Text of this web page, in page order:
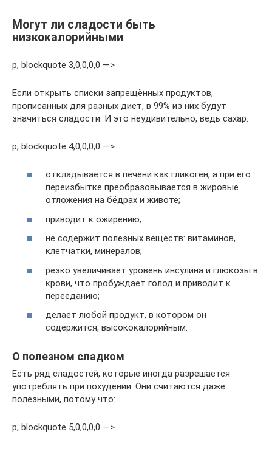
Могут ли сладости быть
низкокалорийными
p, blockquote 3,0,0,0,0 —>
Если открыть списки запрещённых продуктов,
прописанных для разных диет, в 99% из них будут
значиться сладости. И это неудивительно, ведь сахар:
p, blockquote 4,0,0,0,0 —>
откладывается в печени как гликоген, а при его
переизбытке преобразовывается в жировые
отложения на бёдрах и животе;
приводит к ожирению;
не содержит полезных веществ: витаминов,
клетчатки, минералов;
резко увеличивает уровень инсулина и глюкозы в
крови, что пробуждает голод и приводит к
перееданию;
делает любой продукт, в котором он
содержится, высококалорийным.
О полезном сладком
Есть ряд сладостей, которые иногда разрешается
употреблять при похудении. Они считаются даже
полезными, потому что:
p, blockquote 5,0,0,0,0 —>